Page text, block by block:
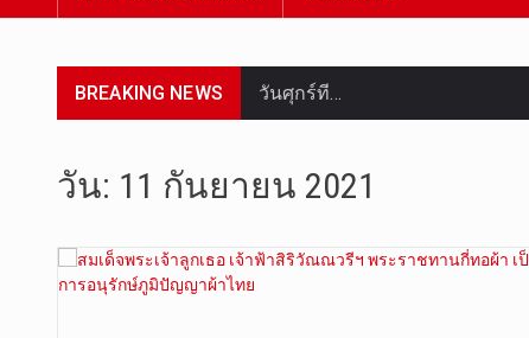
BREAKING NEWS วันศุกร์ที…
เมื่อวันที…
เมื่อวันที…
วัน: 11 กันยายน 2021